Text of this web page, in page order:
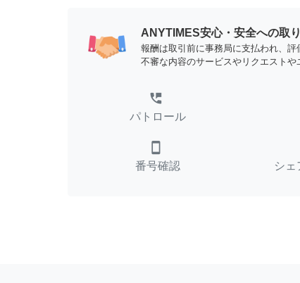
ANYTIMES安心・安全への取
報酬は取引前に事務局に支払われ、
不審な内容のサービスやリクエストや
perm_phone_msg
パトロール
smartphone
番号確認 シェ